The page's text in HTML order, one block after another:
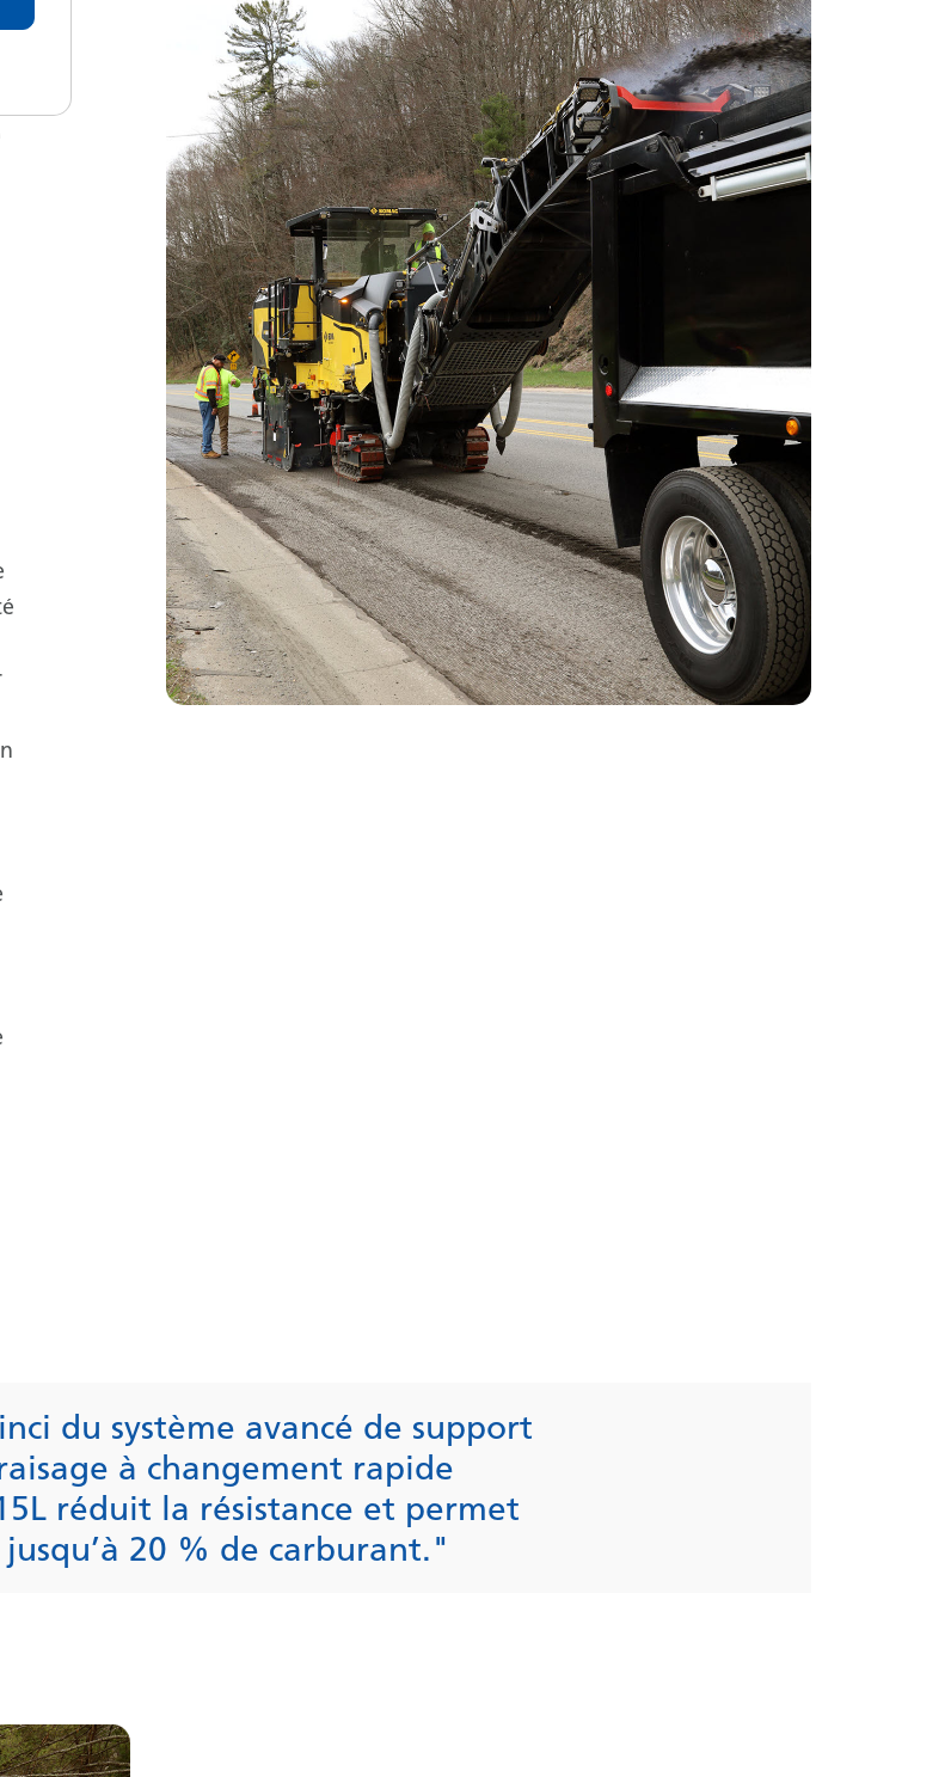
du système avancé de support
à changement rapide
réduit la résistance et permet
jusqu’à 20 % de carburant."